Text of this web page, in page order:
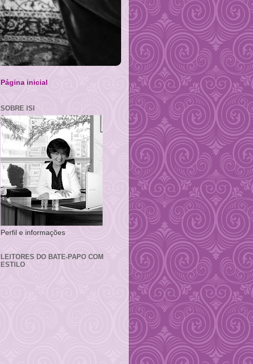
Página inicial
SOBRE ISI
Perfil e informações
LEITORES DO BATE-PAPO COM
ESTILO